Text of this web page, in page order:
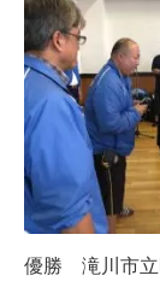
優勝 滝川市